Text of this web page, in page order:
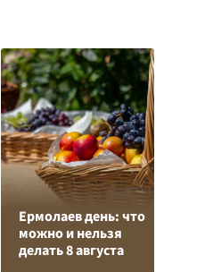
Ермолаев день: что
можно и нельзя
делать 8 августа